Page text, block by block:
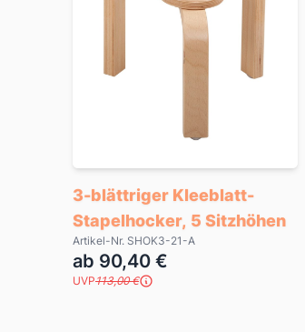
3-blättriger Kleeblatt-
Stapelhocker, 5 Sitzhöhen
Artikel-Nr. SHOK3-21-A
ab 90,40 €
UVP113,00 €